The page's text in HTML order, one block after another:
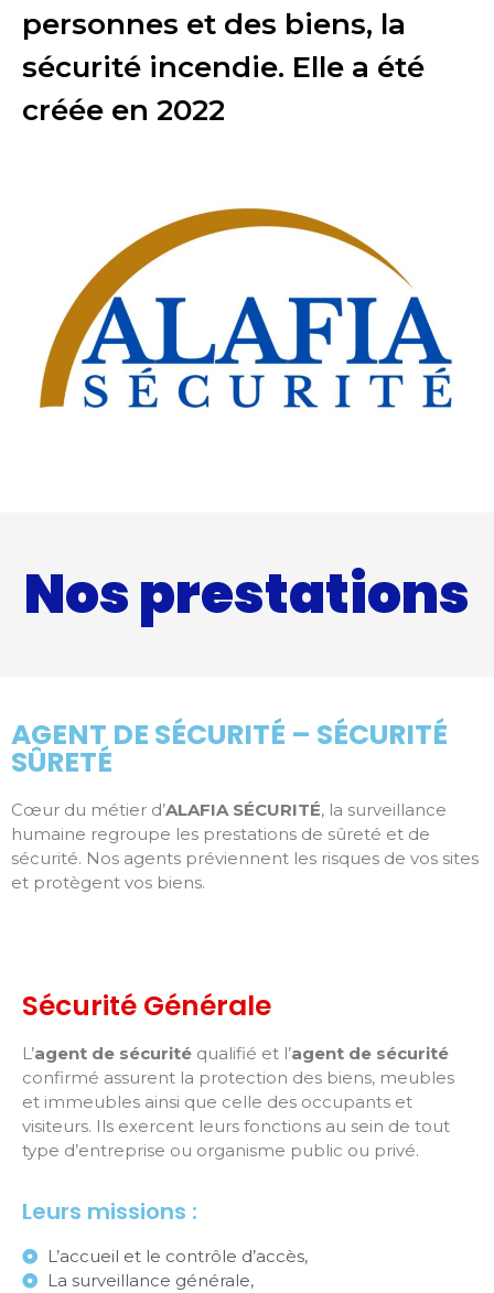
personnes et des biens, la
sécurité incendie. Elle a été
créée en 2022
Nos prestations
AGENT DE SÉCURITÉ – SÉCURITÉ
SÛRETÉ
Cœur du métier d’ALAFIA SÉCURITÉ, la surveillance
humaine regroupe les prestations de sûreté et de
sécurité. Nos agents préviennent les risques de vos sites
et protègent vos biens.
Sécurité Générale
L’agent de sécurité qualifié et l’agent de sécurité
confirmé assurent la protection des biens, meubles
et immeubles ainsi que celle des occupants et
visiteurs. Ils exercent leurs fonctions au sein de tout
type d’entreprise ou organisme public ou privé.
Leurs missions :
L’accueil et le contrôle d’accès,
La surveillance générale,